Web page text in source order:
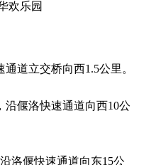
道立交桥向西1.5公里。
偃洛快速通道向西10公
洛偃快速通道向东15公